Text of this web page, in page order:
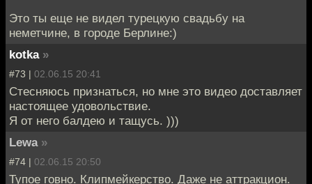
Это ты еще не видел турецкую свадьбу на
неметчине, в городе Берлине:)
kotka »
#73 | 02.06.15 20:41
Стесняюсь признаться, но мне это видео доставляет
настоящее удовольствие.
Я от него балдею и тащусь. )))
Lewa »
#74 | 02.06.15 20:50
Тупое говно. Клипмейкерство. Даже не аттракцион.